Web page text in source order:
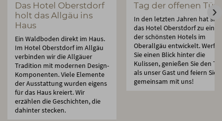
Das Hotel Oberstdorf
holt das Allgäu ins
Haus
Ein Waldboden direkt im Haus.
Im Hotel Oberstdorf im Allgäu
verbinden wir die Allgäuer
Tradition mit modernen Design-
Komponenten. Viele Elemente
der Ausstattung wurden eigens
für das Haus kreiert. Wir
erzählen die Geschichten, die
dahinter stecken.
Tag der offenen Tür
In den letzten Jahren hat sich
das Hotel Oberstdorf zu
der schönsten Hotels im
Oberallgäu entwickelt. Werfen
Sie einen Blick hinter die
Kulissen, genießen Sie den
als unser Gast und feiern Sie
gemeinsam mit uns!